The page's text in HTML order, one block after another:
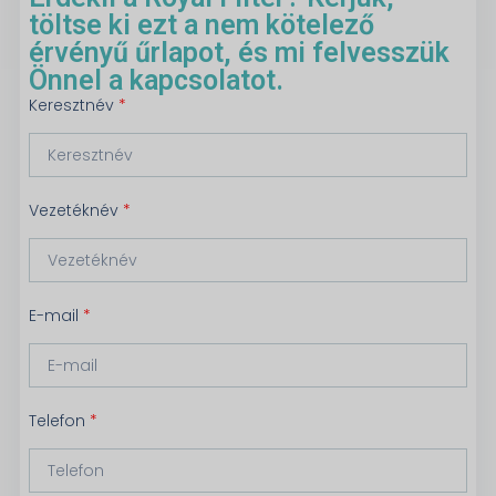
töltse ki ezt a nem kötelező
érvényű űrlapot, és mi felvesszük
Önnel a kapcsolatot.
Keresztnév
Vezetéknév
E-mail
Telefon